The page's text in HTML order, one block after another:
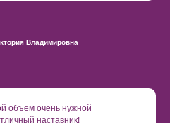
Владимировна
объем очень нужной
наставник!